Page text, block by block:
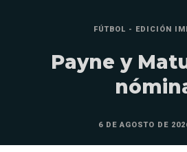
FÚTBOL - EDICIÓN
Payne y
6 DE AGOSTO DE